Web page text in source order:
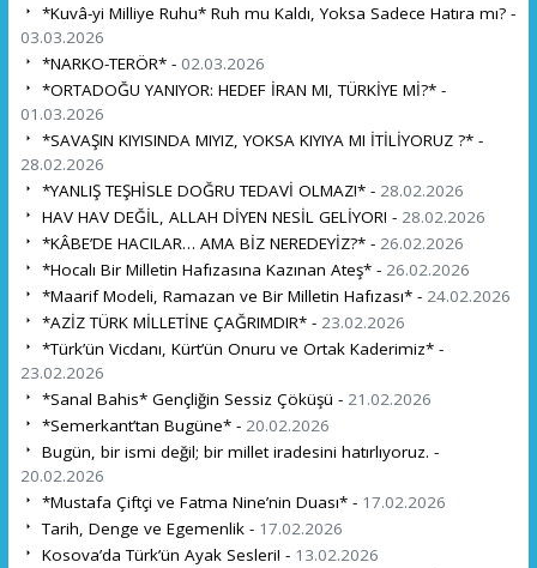
*Kuvâ-yi Milliye Ruhu* Ruh mu Kaldı, Yoksa Sadece Hatıra mı? -
03.03.2026
*NARKO-TERÖR* - 02.03.2026
*ORTADOĞU YANIYOR: HEDEF İRAN MI, TÜRKİYE Mİ?* -
01.03.2026
*SAVAŞIN KIYISINDA MIYIZ, YOKSA KIYIYA MI İTİLİYORUZ ?* -
28.02.2026
*YANLIŞ TEŞHİSLE DOĞRU TEDAVİ OLMAZ!* - 28.02.2026
HAV HAV DEĞİL, ALLAH DİYEN NESİL GELİYOR! - 28.02.2026
*KÂBE’DE HACILAR… AMA BİZ NEREDEYİZ?* - 26.02.2026
*Hocalı Bir Milletin Hafızasına Kazınan Ateş* - 26.02.2026
*Maarif Modeli, Ramazan ve Bir Milletin Hafızası* - 24.02.2026
*AZİZ TÜRK MİLLETİNE ÇAĞRIMDIR* - 23.02.2026
*Türk’ün Vicdanı, Kürt’ün Onuru ve Ortak Kaderimiz* -
23.02.2026
*Sanal Bahis* Gençliğin Sessiz Çöküşü - 21.02.2026
*Semerkant’tan Bugüne* - 20.02.2026
Bugün, bir ismi değil; bir millet iradesini hatırlıyoruz. -
20.02.2026
*Mustafa Çiftçi ve Fatma Nine’nin Duası* - 17.02.2026
Tarih, Denge ve Egemenlik - 17.02.2026
Kosova’da Türk’ün Ayak Sesleri! - 13.02.2026